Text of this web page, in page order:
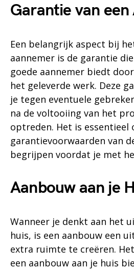
Garantie van
Een belangrijk aspect bij
aannemer is de garantie
goede aannemer biedt
het geleverde werk. Deze
je tegen eventuele
na de voltooiing van het
optreden. Het is essentieel
garantievoorwaarden van
begrijpen voordat je met
Aanbouw aan je
Wanneer je denkt aan het
huis, is een aanbouw een
extra ruimte te creëren.
een aanbouw aan je huis